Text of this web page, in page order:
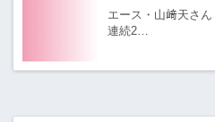
エース・山﨑天さ
連続2…